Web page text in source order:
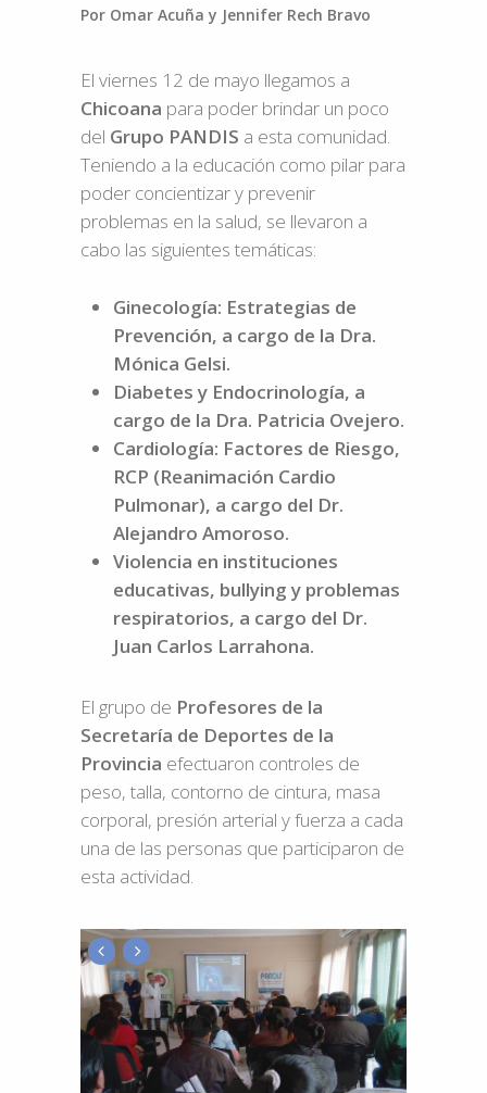
Por Omar Acuña y Jennifer Rech Bravo
El viernes 12 de mayo llegamos a
Chicoana para poder brindar un poco
del Grupo PANDIS a esta comunidad.
Teniendo a la educación como pilar para
poder concientizar y prevenir
problemas en la salud, se llevaron a
cabo las siguientes temáticas:
Ginecología: Estrategias de
Prevención, a cargo de la Dra.
Mónica Gelsi.
Diabetes y Endocrinología, a
cargo de la Dra. Patricia Ovejero.
Cardiología: Factores de Riesgo,
RCP (Reanimación Cardio
Pulmonar), a cargo del Dr.
Alejandro Amoroso.
Violencia en instituciones
educativas, bullying y problemas
respiratorios, a cargo del Dr.
Juan Carlos Larrahona.
El grupo de Profesores de la
Secretaría de Deportes de la
Provincia efectuaron controles de
peso, talla, contorno de cintura, masa
corporal, presión arterial y fuerza a cada
una de las personas que participaron de
esta actividad.